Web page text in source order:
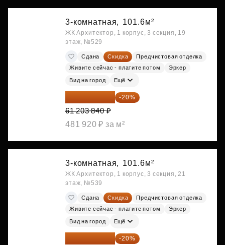
3-комнатная, 101.6м²
ЖК Архитектор, 1 корпус, 3 секция, 19
этаж, №529
Сдана Скидка
Предчистовая отделка
Живите сейчас - платите потом
Эркер
Вид на город Ещё
48 963 072 ₽ -20%
61 203 840 ₽
481 920 ₽ за м²
3-комнатная, 101.6м²
ЖК Архитектор, 1 корпус, 3 секция, 21
этаж, №539
Сдана Скидка
Предчистовая отделка
Живите сейчас - платите потом
Эркер
Вид на город Ещё
49 288 192 ₽ -20%